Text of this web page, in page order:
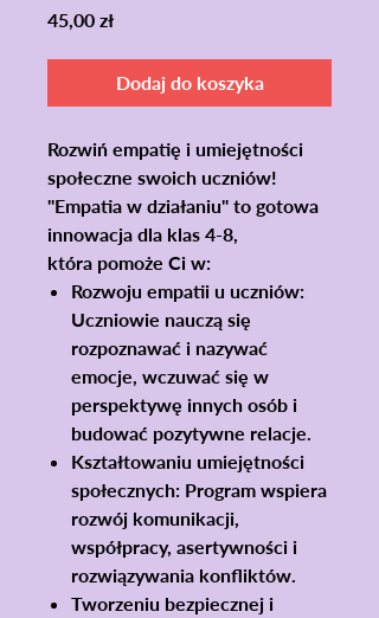
45,00 złCena
Dodaj do koszyka
Rozwiń empatię i umiejętności
społeczne swoich uczniów!
"Empatia w działaniu" to gotowa
innowacja dla klas 4-8,
która pomoże Ci w:
Rozwoju empatii u uczniów:
Uczniowie nauczą się
rozpoznawać i nazywać
emocje, wczuwać się w
perspektywę innych osób i
budować pozytywne relacje.
Kształtowaniu umiejętności
społecznych: Program wspiera
rozwój komunikacji,
współpracy, asertywności i
rozwiązywania konfliktów.
Tworzeniu bezpiecznej i